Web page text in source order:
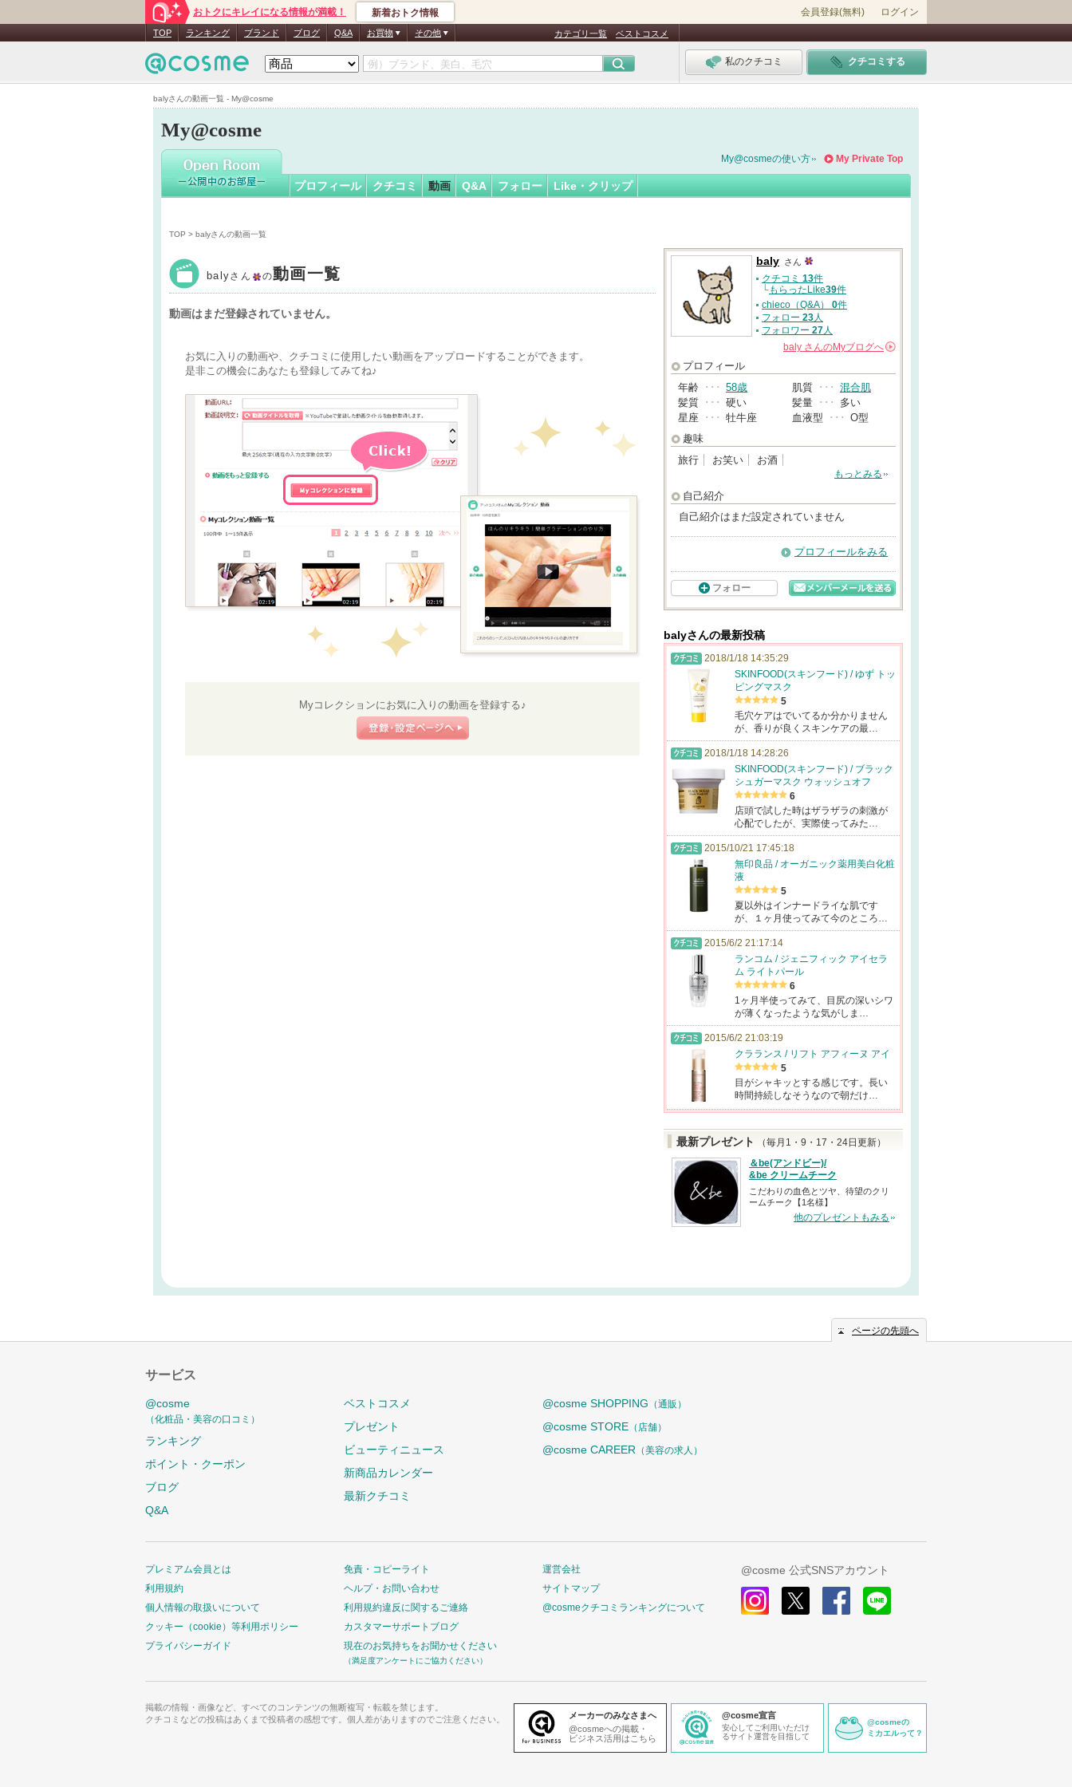
balyさんの動画一覧 - My@cosme
おトクにキレイになる情報が満載！ 新着おトク情報 会員登録(無料) ログイン
TOP ランキング ブランド ブログ Q&A お買物 その他 カテゴリ一覧 ベストコスメ
私のクチコミ クチコミする
My@cosme
balyさん
My Private Top
My@cosmeの使い方
プロフィール クチコミ 動画 Q&A フォロー Like・クリップ
TOP > balyさんの動画一覧
balyさん の動画一覧
動画はまだ登録されていません。
お気に入りの動画や、クチコミに使用したい動画をアップロードすることができます。
是非この機会にあなたも登録してみてね♪
Myコレクションにお気に入りの動画を登録する♪
baly さん
クチコミ 13件
└もらったLike39件
chieco（Q&A） 0件
フォロー 23人
フォロワー 27人
baly さんのMyブログへ
プロフィール
年齢 ･･･ 58歳 肌質 ･･･ 混合肌
髪質 ･･･ 硬い 髪量 ･･･
多い
星座 ･･･ 牡牛座 血液型 ･･･ O型
趣味
旅行
お笑い お酒
もっとみる
自己紹介
自己紹介はまだ設定されていません
プロフィールをみる
フォロー
balyさんの最新投稿
2018/1/18 14:35:29
SKINFOOD(スキンフード) / ゆず トッ
ピングマスク
5
毛穴ケアはでいてるか分かりません
が、香りが良くスキンケアの最…
2018/1/18 14:28:26
SKINFOOD(スキンフード) / ブラック
シュガーマスク ウォッシュオフ
6
店頭で試した時はザラザラの刺激が
心配でしたが、実際使ってみた…
2015/10/21 17:45:18
無印良品 / オーガニック薬用美白化粧
液
5
夏以外はインナードライな肌です
が、１ヶ月使ってみて今のところ…
2015/6/2 21:17:14
ランコム / ジェニフィック アイセラ
ム ライトパール
6
1ヶ月半使ってみて、目尻の深いシワ
が薄くなったような気がしま…
2015/6/2 21:03:19
クラランス / リフト アフィーヌ アイ
5
目がシャキッとする感じです。長い
時間持続しなそうなので朝だけ…
最新プレゼント
（毎月1・9・17・24日更新）
＆be(アンドビー)/
&be クリームチーク
こだわりの血色とツヤ、待望のクリ
ームチーク【1名様】
他のプレゼントもみる
ページの先頭へ
サービス
@cosme
（化粧品・美容の口コミ）
ランキング
ポイント・クーポン
ブログ
Q&A
ベストコスメ
プレゼント
ビューティニュース
新商品カレンダー
最新クチコミ
@cosme SHOPPING （通販）
@cosme STORE （店舗）
@cosme CAREER （美容の求人）
プレミアム会員とは
利用規約
個人情報の取扱いについて
クッキー（cookie）等利用ポリシー
プライバシーガイド
免責・コピーライト
ヘルプ・お問い合わせ
利用規約違反に関するご連絡
カスタマーサポートブログ
現在のお気持ちをお聞かせください
（満足度アンケートにご協力ください）
運営会社
サイトマップ
@cosmeクチコミランキングについて
@cosme 公式SNSアカウント
掲載の情報・画像など、すべてのコンテンツの無断複写・転載を禁じます。
クチコミなどの投稿はあくまで投稿者の感想です。個人差がありますのでご注意ください。
メーカーのみなさまへ
@cosmeへの掲載・
ビジネス活用はこちら
@cosme宣言
安心してご利用いただけ
るサイト運営を目指して
@cosmeの
ミカエルって？